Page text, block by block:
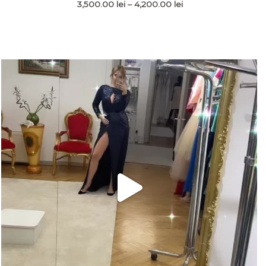
3,500.00 lei – 4,200.00 leiInterval
la
4,200.00 lei